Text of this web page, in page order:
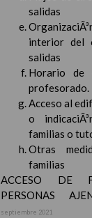
salidas
interior del
salidas
Horario de
profesorado.
Acceso al
o
familias o
Otras
familias
ACCESO DE
PERSONAS
septiembre 2021